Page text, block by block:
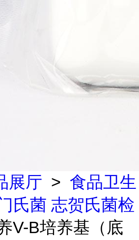
展厅 > 食品卫生
氏菌 志贺氏菌检
V-B培养基（底